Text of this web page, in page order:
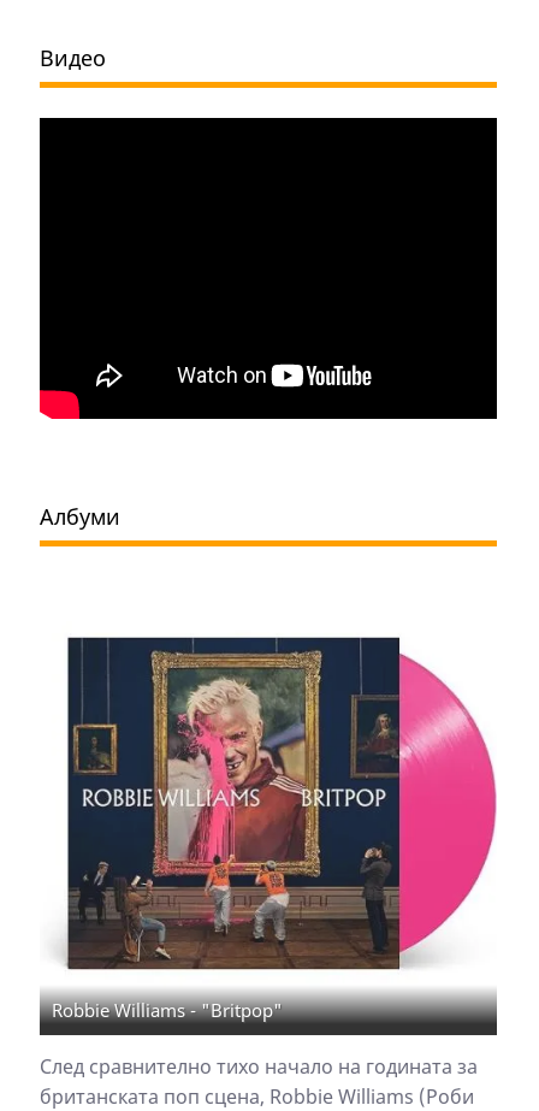
Видео
Албуми
Robbie Williams - "Britpop"
След сравнително тихо начало на годината за
британската поп сцена, Robbie Williams (Роби